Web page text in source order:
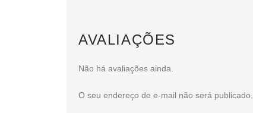
AVALIAÇÕES
Não há avaliações ainda.
O seu endereço de e-mail não será publicado.